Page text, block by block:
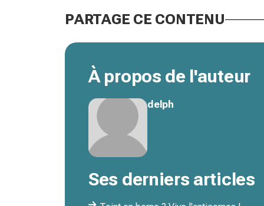
PARTAGE CE CONTENU
À propos de l'auteur
delph
Ses derniers articles